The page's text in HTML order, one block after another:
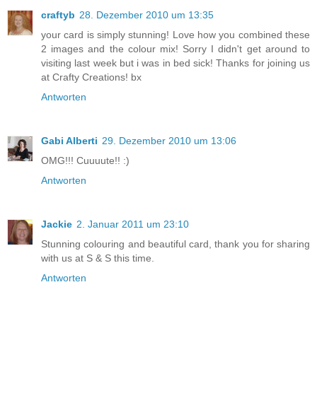
craftyb 28. Dezember 2010 um 13:35
your card is simply stunning! Love how you combined these
2 images and the colour mix! Sorry I didn't get around to
visiting last week but i was in bed sick! Thanks for joining us
at Crafty Creations! bx
Antworten
Gabi Alberti 29. Dezember 2010 um 13:06
OMG!!! Cuuuute!! :)
Antworten
Jackie 2. Januar 2011 um 23:10
Stunning colouring and beautiful card, thank you for sharing
with us at S & S this time.
Antworten